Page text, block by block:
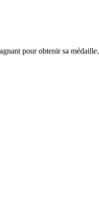
pour obtenir sa médaille.